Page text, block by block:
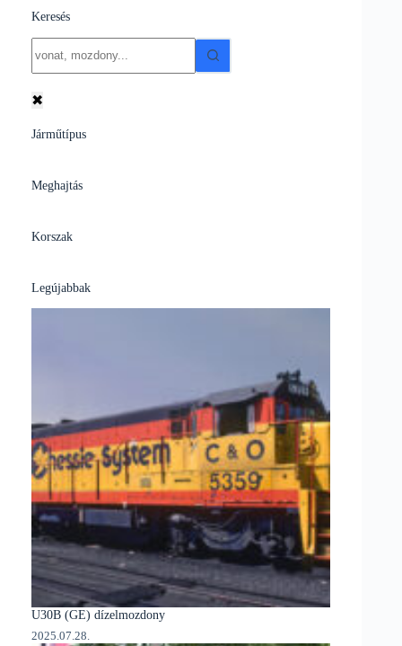
Keresés
results
✖
Járműtípus
Meghajtás
Korszak
Legújabbak
U30B (GE) dízelmozdony
2025.07.28.